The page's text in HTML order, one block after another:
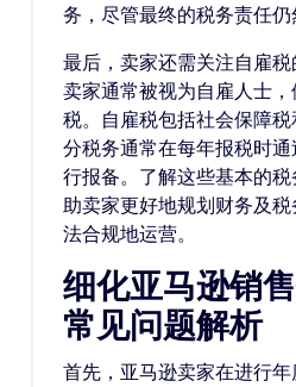
务，尽管最终的税务责任仍
最后，卖家还需关注自雇
卖家通常被视为自雇人士
税。自雇税包括社会保障
分税务通常在每年报税时通
行报备。了解这些基本的
助卖家更好地规划财务及
法合规地运营。
细化亚马逊销
常见问题解析
首先，亚马逊卖家在进行